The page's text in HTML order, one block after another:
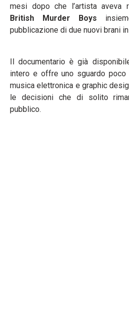
mesi dopo che l’artista aveva
British Murder Boys
pubblicazione di due nuovi brani
Il documentario è già
intero e offre uno sguardo
musica elettronica e graphic
le decisioni che di solito
pubblico.